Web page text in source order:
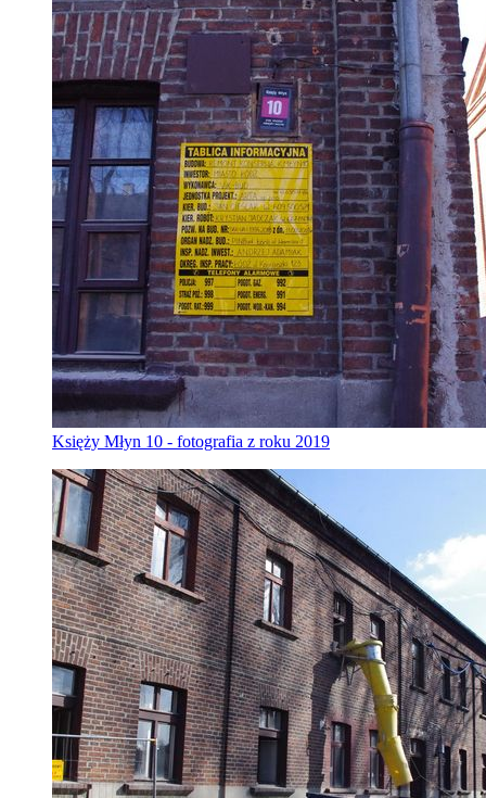
Księży Młyn 10 - fotografia z roku 2019